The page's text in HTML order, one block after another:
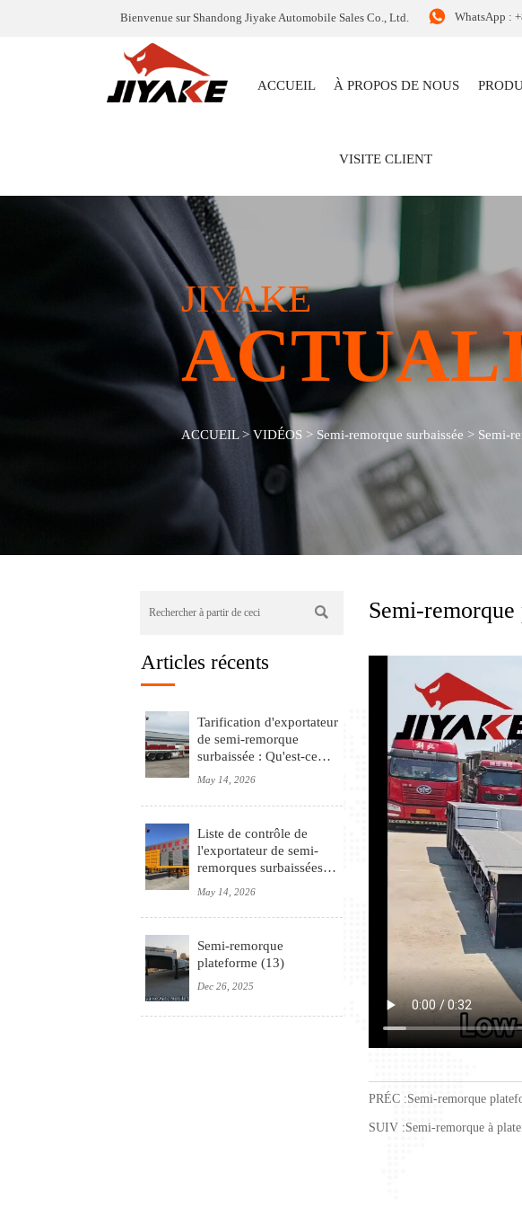
Bienvenue sur Shandong Jiyake Automobile Sales Co., Ltd.  WhatsApp :
ACCUEIL À PROPOS DE NOUS
VISITE CLIENT
JIYAKE
ACCUEIL>VIDÉOS> Semi-remorque surbaissée > Semi-

Articles récents
Tarification d'exportateur
de semi-remorque
surbaissée : Qu'est-ce
qui détermine le coût
May 14, 2026
Liste de contrôle de
l'exportateur de semi-
remorques surbaissées
pour les projets
d'équipements lourds
May 14, 2026
Semi-remorque
plateforme (13)
Dec 26, 2025
Semi-
PRÉC :Semi-remorque
SUIV :Semi-remorque à